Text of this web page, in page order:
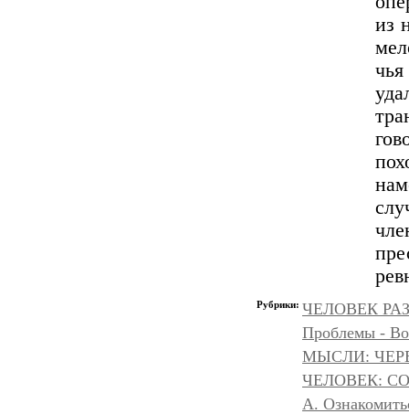
из
Рубрики: ЧЕЛОВЕК
Проблемы -
МЫСЛИ:
ЧЕЛОВЕК:
А.